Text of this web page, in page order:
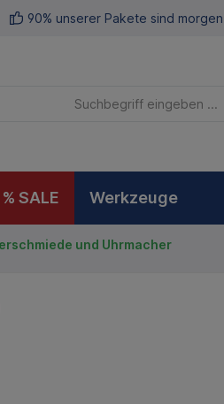
90% unserer Pakete sind
% SALE Werkzeuge
und Uhrmacher